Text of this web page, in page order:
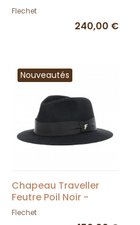
Vert - Fléchet
Flechet
240,00 €
Nouveautés
Chapeau Traveller
Feutre Poil Noir -
Fléchet
Flechet